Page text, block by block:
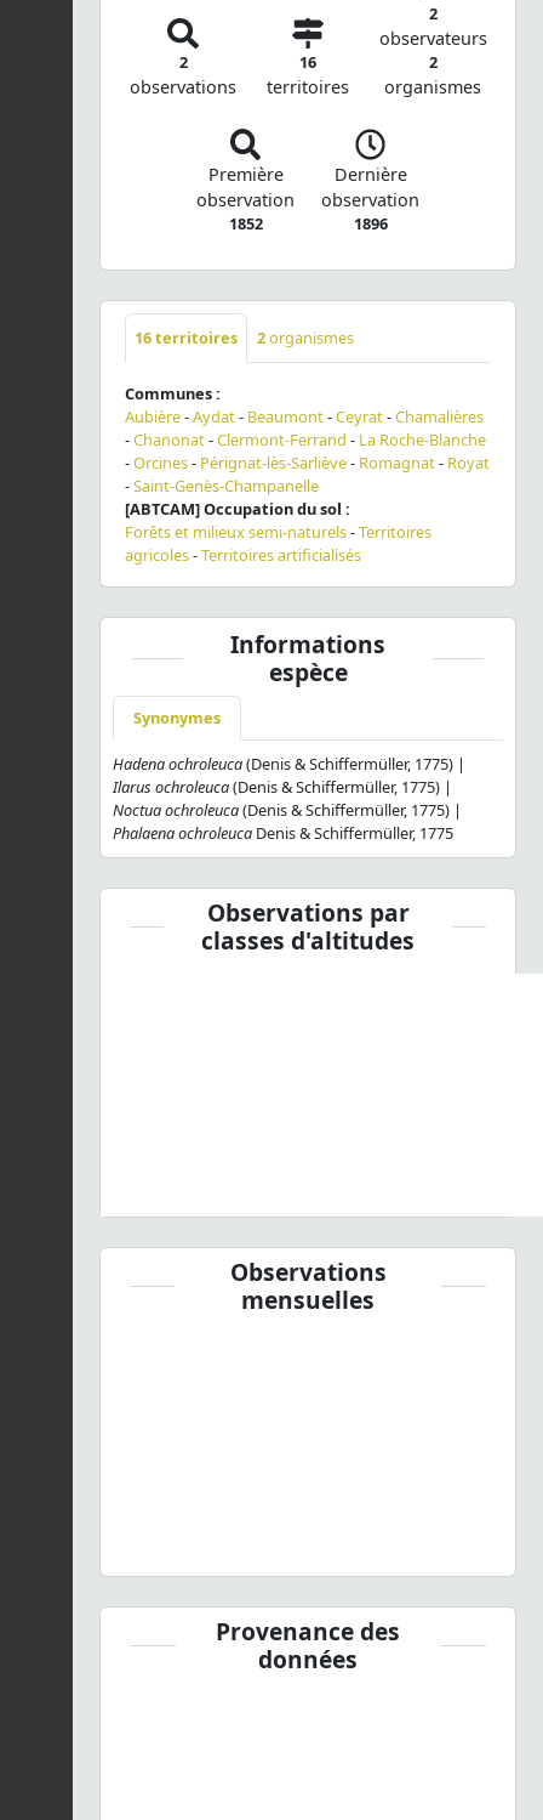
2
observations
16
territoires
2
observateurs
2
organismes
Première
observation
1852
Dernière
observation
1896
16territoires 2organismes
Communes :
Aubière-Aydat- Beaumont-Ceyrat-Chamalières
-Chanonat-Clermont-Ferrand - La Roche-Blanche
-Orcines- Pérignat-lès-Sarliève- Romagnat- Royat
-Saint-Genès-Champanelle
[ABTCAM] Occupation du sol :
Forêts et milieux semi-naturels-Territoires
agricoles-Territoires artificialisés
Informations
espèce
Synonymes
Hadena ochroleuca(Denis & Schiffermüller, 1775) |
Ilarus ochroleuca(Denis & Schiffermüller, 1775) |
Noctua ochroleuca(Denis & Schiffermüller, 1775) |
Phalaena ochroleuca Denis & Schiffermüller, 1775
Observations par
classes d'altitudes
Observations
mensuelles
Provenance des
données